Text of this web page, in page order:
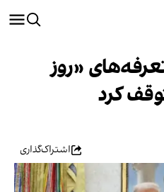
«روز
کرد
اشتراک‌گذاری